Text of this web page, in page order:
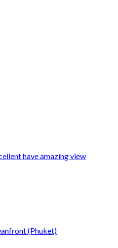
have amazing view
(Phuket)